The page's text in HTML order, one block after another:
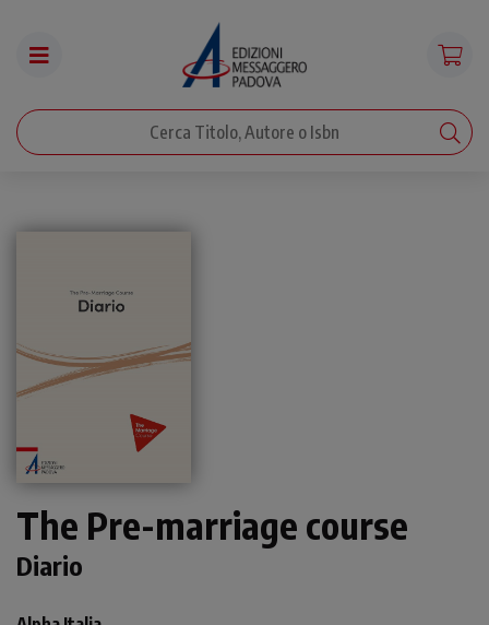
The Pre-marriage course
Diario